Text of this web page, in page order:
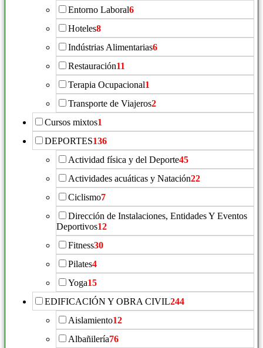
Entorno Laboral6
Hoteles8
Indústrias Alimentarias6
Restauración11
Terapia Ocupacional1
Transporte de Viajeros2
Cursos mixtos1
DEPORTES136
Actividad física y del Deporte45
Actividades acuáticas y Natación22
Ciclismo7
Dirección de Instalaciones, Entidades Y Eventos
Deportivos12
Fitness30
Pilates4
Yoga15
EDIFICACIÓN Y OBRA CIVIL244
Aislamiento12
Albañilería76